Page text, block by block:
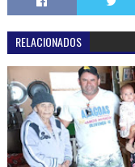
RELACIONADOS